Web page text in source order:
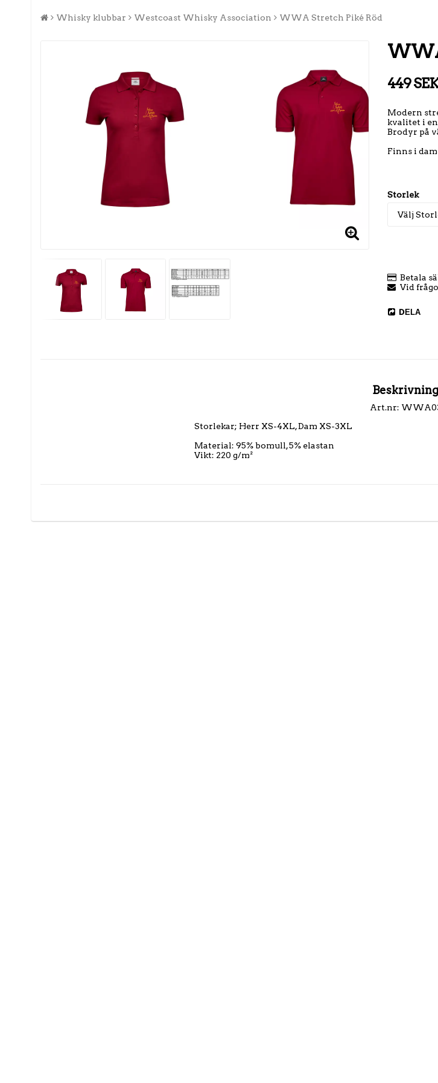
Whisky klubbar Westcoast Whisky Association WWA Stretch Piké Röd
449
Modern
kvalitet i
Brodyr på
Finns i
Storlek
Betala
Vid
DELA
Beskrivning
Art.nr:
Storlekar; Herr XS-4XL, Dam XS-3XL
Material: 95% bomull, 5% elastan